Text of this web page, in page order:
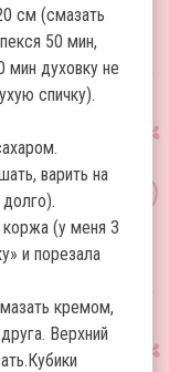
см (смазать
50 мин,
мин духовку не
спичку).
варить на
коржа (у меня 3
и порезала
кремом,
Верхний